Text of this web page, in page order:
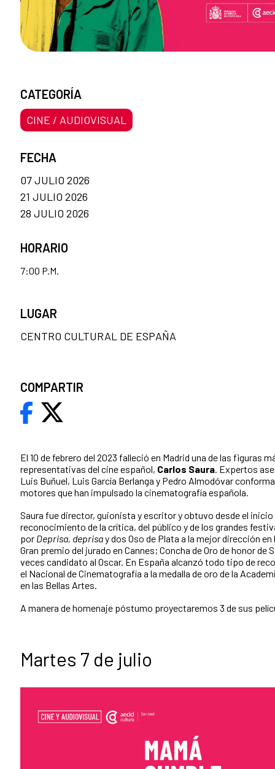
El 10 de febrero del 2023 falleció en Madrid una de las figuras
representativas del cine español, Carlos Saura. Expertos
Luis Buñuel, Luis García Berlanga y Pedro Almodóvar
motores que han impulsado la cinematografía española.
Saura fue director, guionista y escritor y obtuvo desde el inicio
reconocimiento de la crítica, del público y de los grandes
por Deprisa, deprisay dos Oso de Plata a la mejor dirección
Gran premio del jurado en Cannes; Concha de Oro de honor de
veces candidato al Oscar. En España alcanzó todo tipo de
el Nacional de Cinematografía a la medalla de oro de la
en las Bellas Artes.
A manera de homenaje póstumo proyectaremos 3 de sus
Martes 7 de julio
CATEGORÍA
CINE / AUDIOVISUAL
FECHA
07 JULIO 2026
21 JULIO 2026
28 JULIO 2026
HORARIO
7:00 P.M.
LUGAR
CENTRO CULTURAL DE ESPAÑA
COMPARTIR